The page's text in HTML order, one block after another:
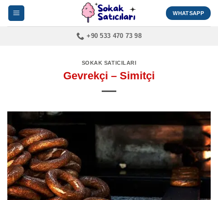
İçeriğe
atla
WHATSAPP
+90 533 470 73 98
SOKAK SATICILARI
Gevrekçi – Simitçi